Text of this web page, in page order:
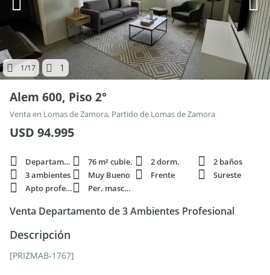
1/17 1
Alem 600, Piso 2°
Venta en Lomas de Zamora, Partido de Lomas de Zamora
USD 94.995
Departamento 76 m² cubie. 2 dorm.
2 baños
3 ambientes
Muy Bueno Frente
Sureste
Apto profesi.
Per. mascota
Venta Departamento de 3 Ambientes Profesional
Descripción
[PRIZMAB-1767]